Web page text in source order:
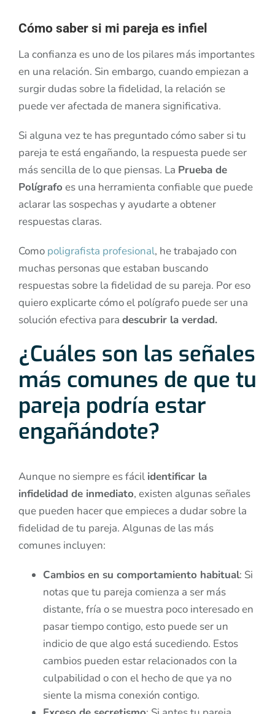
Cómo saber si mi pareja es infiel
La confianza es uno de los pilares más importantes
en una relación. Sin embargo, cuando empiezan a
surgir dudas sobre la fidelidad, la relación se
puede ver afectada de manera significativa.
Si alguna vez te has preguntado cómo saber si tu
pareja te está engañando, la respuesta puede ser
más sencilla de lo que piensas. La Prueba de
Polígrafo es una herramienta confiable que puede
aclarar las sospechas y ayudarte a obtener
respuestas claras.
Como poligrafista profesional, he trabajado con
muchas personas que estaban buscando
respuestas sobre la fidelidad de su pareja. Por eso
quiero explicarte cómo el polígrafo puede ser una
solución efectiva para descubrir la verdad.
¿Cuáles son las señales
más comunes de que tu
pareja podría estar
engañándote?
Aunque no siempre es fácil identificar la
infidelidad de inmediato, existen algunas señales
que pueden hacer que empieces a dudar sobre la
fidelidad de tu pareja. Algunas de las más
comunes incluyen:
Cambios en su comportamiento habitual: Si
notas que tu pareja comienza a ser más
distante, fría o se muestra poco interesado en
pasar tiempo contigo, esto puede ser un
indicio de que algo está sucediendo. Estos
cambios pueden estar relacionados con la
culpabilidad o con el hecho de que ya no
siente la misma conexión contigo.